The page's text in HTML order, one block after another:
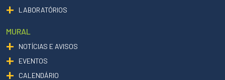
LABORATÓRIOS
MURAL
NOTÍCIAS E AVISOS
EVENTOS
CALENDÁRIO